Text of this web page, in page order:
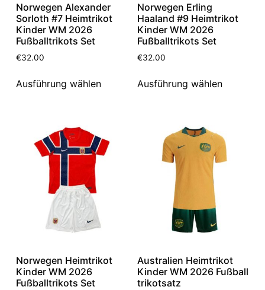
Norwegen Alexander
Sorloth #7 Heimtrikot
Kinder WM 2026
Fußballtrikots Set
€32.00
Ausführung wählen
Norwegen Erling
Haaland #9 Heimtrikot
Kinder WM 2026
Fußballtrikots Set
€32.00
Ausführung wählen
Norwegen Heimtrikot
Kinder WM 2026
Fußballtrikots Set
Australien Heimtrikot
Kinder WM 2026 Fußball
trikotsatz